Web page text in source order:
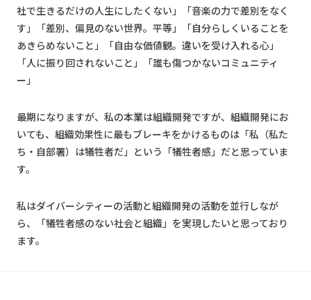
社で生きるだけの人生にしたくない」「音楽の力で差別をなく
す」「差別、偏見のない世界。平等」「自分らしくいることを
あきらめないこと」「自由な価値観。違いを受け入れる心」
「人に振り回されないこと」「誰も傷つかないコミュニティ
ー」
最期になりますが、私の本業は組織開発ですが、組織開発にお
いても、組織効果性に最もブレーキをかけるものは「私（私た
ち・自部署）は犠牲者だ」という「犠牲者感」だと思っていま
す。
私はダイバーシティーの活動と組織開発の活動を並行しなが
ら、「犠牲者感のない社会と組織」を実現したいと思っており
ます。